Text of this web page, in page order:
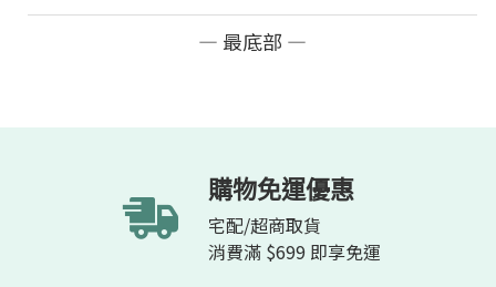
— 最底部 —
購物免運優惠
宅配/超商取貨
消費滿 $699 即享免運